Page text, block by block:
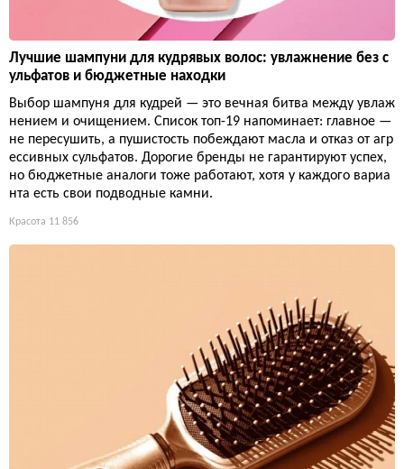
Лучшие шампуни для кудрявых волос: увлажнение без с
ульфатов и бюджетные находки
Выбор шампуня для кудрей — это вечная битва между увлаж
нением и очищением. Список топ-19 напоминает: главное —
не пересушить, а пушистость побеждают масла и отказ от агр
ессивных сульфатов. Дорогие бренды не гарантируют успех,
но бюджетные аналоги тоже работают, хотя у каждого вариа
нта есть свои подводные камни.
Красота 11 856